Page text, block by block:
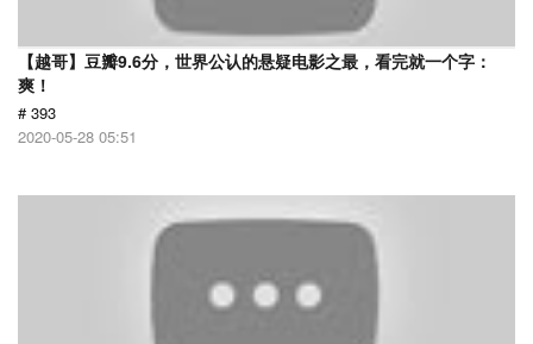
【越哥】豆瓣9.6分，世界公认的悬疑电影之最，看完就一个字：
爽！
# 393
2020-05-28 05:51